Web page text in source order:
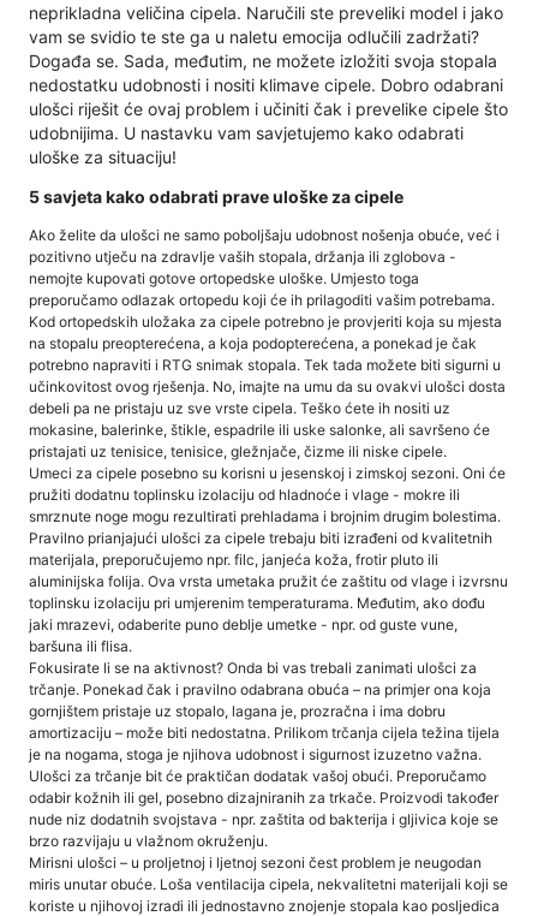
neprikladna veličina cipela. Naručili ste preveliki model i jako
vam se svidio te ste ga u naletu emocija odlučili zadržati?
Događa se. Sada, međutim, ne možete izložiti svoja stopala
nedostatku udobnosti i nositi klimave cipele. Dobro odabrani
ulošci riješit će ovaj problem i učiniti čak i prevelike cipele što
udobnijima. U nastavku vam savjetujemo kako odabrati
uloške za situaciju!
5 savjeta kako odabrati prave uloške za cipele
Ako želite da ulošci ne samo poboljšaju udobnost nošenja obuće, već i
pozitivno utječu na zdravlje vaših stopala, držanja ili zglobova -
nemojte kupovati gotove ortopedske uloške. Umjesto toga
preporučamo odlazak ortopedu koji će ih prilagoditi vašim potrebama.
Kod ortopedskih uložaka za cipele potrebno je provjeriti koja su mjesta
na stopalu preopterećena, a koja podopterećena, a ponekad je čak
potrebno napraviti i RTG snimak stopala. Tek tada možete biti sigurni u
učinkovitost ovog rješenja. No, imajte na umu da su ovakvi ulošci dosta
debeli pa ne pristaju uz sve vrste cipela. Teško ćete ih nositi uz
mokasine, balerinke, štikle, espadrile ili uske salonke, ali savršeno će
pristajati uz tenisice, tenisice, gležnjače, čizme ili niske cipele.
Umeci za cipele posebno su korisni u jesenskoj i zimskoj sezoni. Oni će
pružiti dodatnu toplinsku izolaciju od hladnoće i vlage - mokre ili
smrznute noge mogu rezultirati prehladama i brojnim drugim bolestima.
Pravilno prianjajući ulošci za cipele trebaju biti izrađeni od kvalitetnih
materijala, preporučujemo npr. filc, janjeća koža, frotir pluto ili
aluminijska folija. Ova vrsta umetaka pružit će zaštitu od vlage i izvrsnu
toplinsku izolaciju pri umjerenim temperaturama. Međutim, ako dođu
jaki mrazevi, odaberite puno deblje umetke - npr. od guste vune,
baršuna ili flisa.
Fokusirate li se na aktivnost? Onda bi vas trebali zanimati ulošci za
trčanje. Ponekad čak i pravilno odabrana obuća – na primjer ona koja
gornjištem pristaje uz stopalo, lagana je, prozračna i ima dobru
amortizaciju – može biti nedostatna. Prilikom trčanja cijela težina tijela
je na nogama, stoga je njihova udobnost i sigurnost izuzetno važna.
Ulošci za trčanje bit će praktičan dodatak vašoj obući. Preporučamo
odabir kožnih ili gel, posebno dizajniranih za trkače. Proizvodi također
nude niz dodatnih svojstava - npr. zaštita od bakterija i gljivica koje se
brzo razvijaju u vlažnom okruženju.
Mirisni ulošci – u proljetnoj i ljetnoj sezoni čest problem je neugodan
miris unutar obuće. Loša ventilacija cipela, nekvalitetni materijali koji se
koriste u njihovoj izradi ili jednostavno znojenje stopala kao posljedica